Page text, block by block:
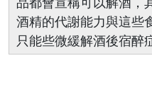
酒精的代謝能力與這些
只能些微緩解酒後宿醉